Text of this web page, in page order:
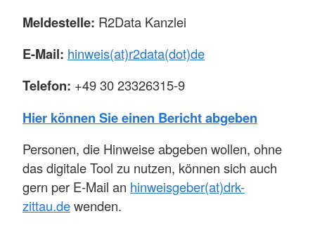
Meldestelle: R2Data Kanzlei
E-Mail: hinweis(at)r2data(dot)de
Telefon: +49 30 23326315-9
Hier können Sie einen Bericht abgeben
Personen, die Hinweise abgeben wollen, ohne
das digitale Tool zu nutzen, können sich auch
gern per E-Mail an hinweisgeber(at)drk-
zittau.dewenden.